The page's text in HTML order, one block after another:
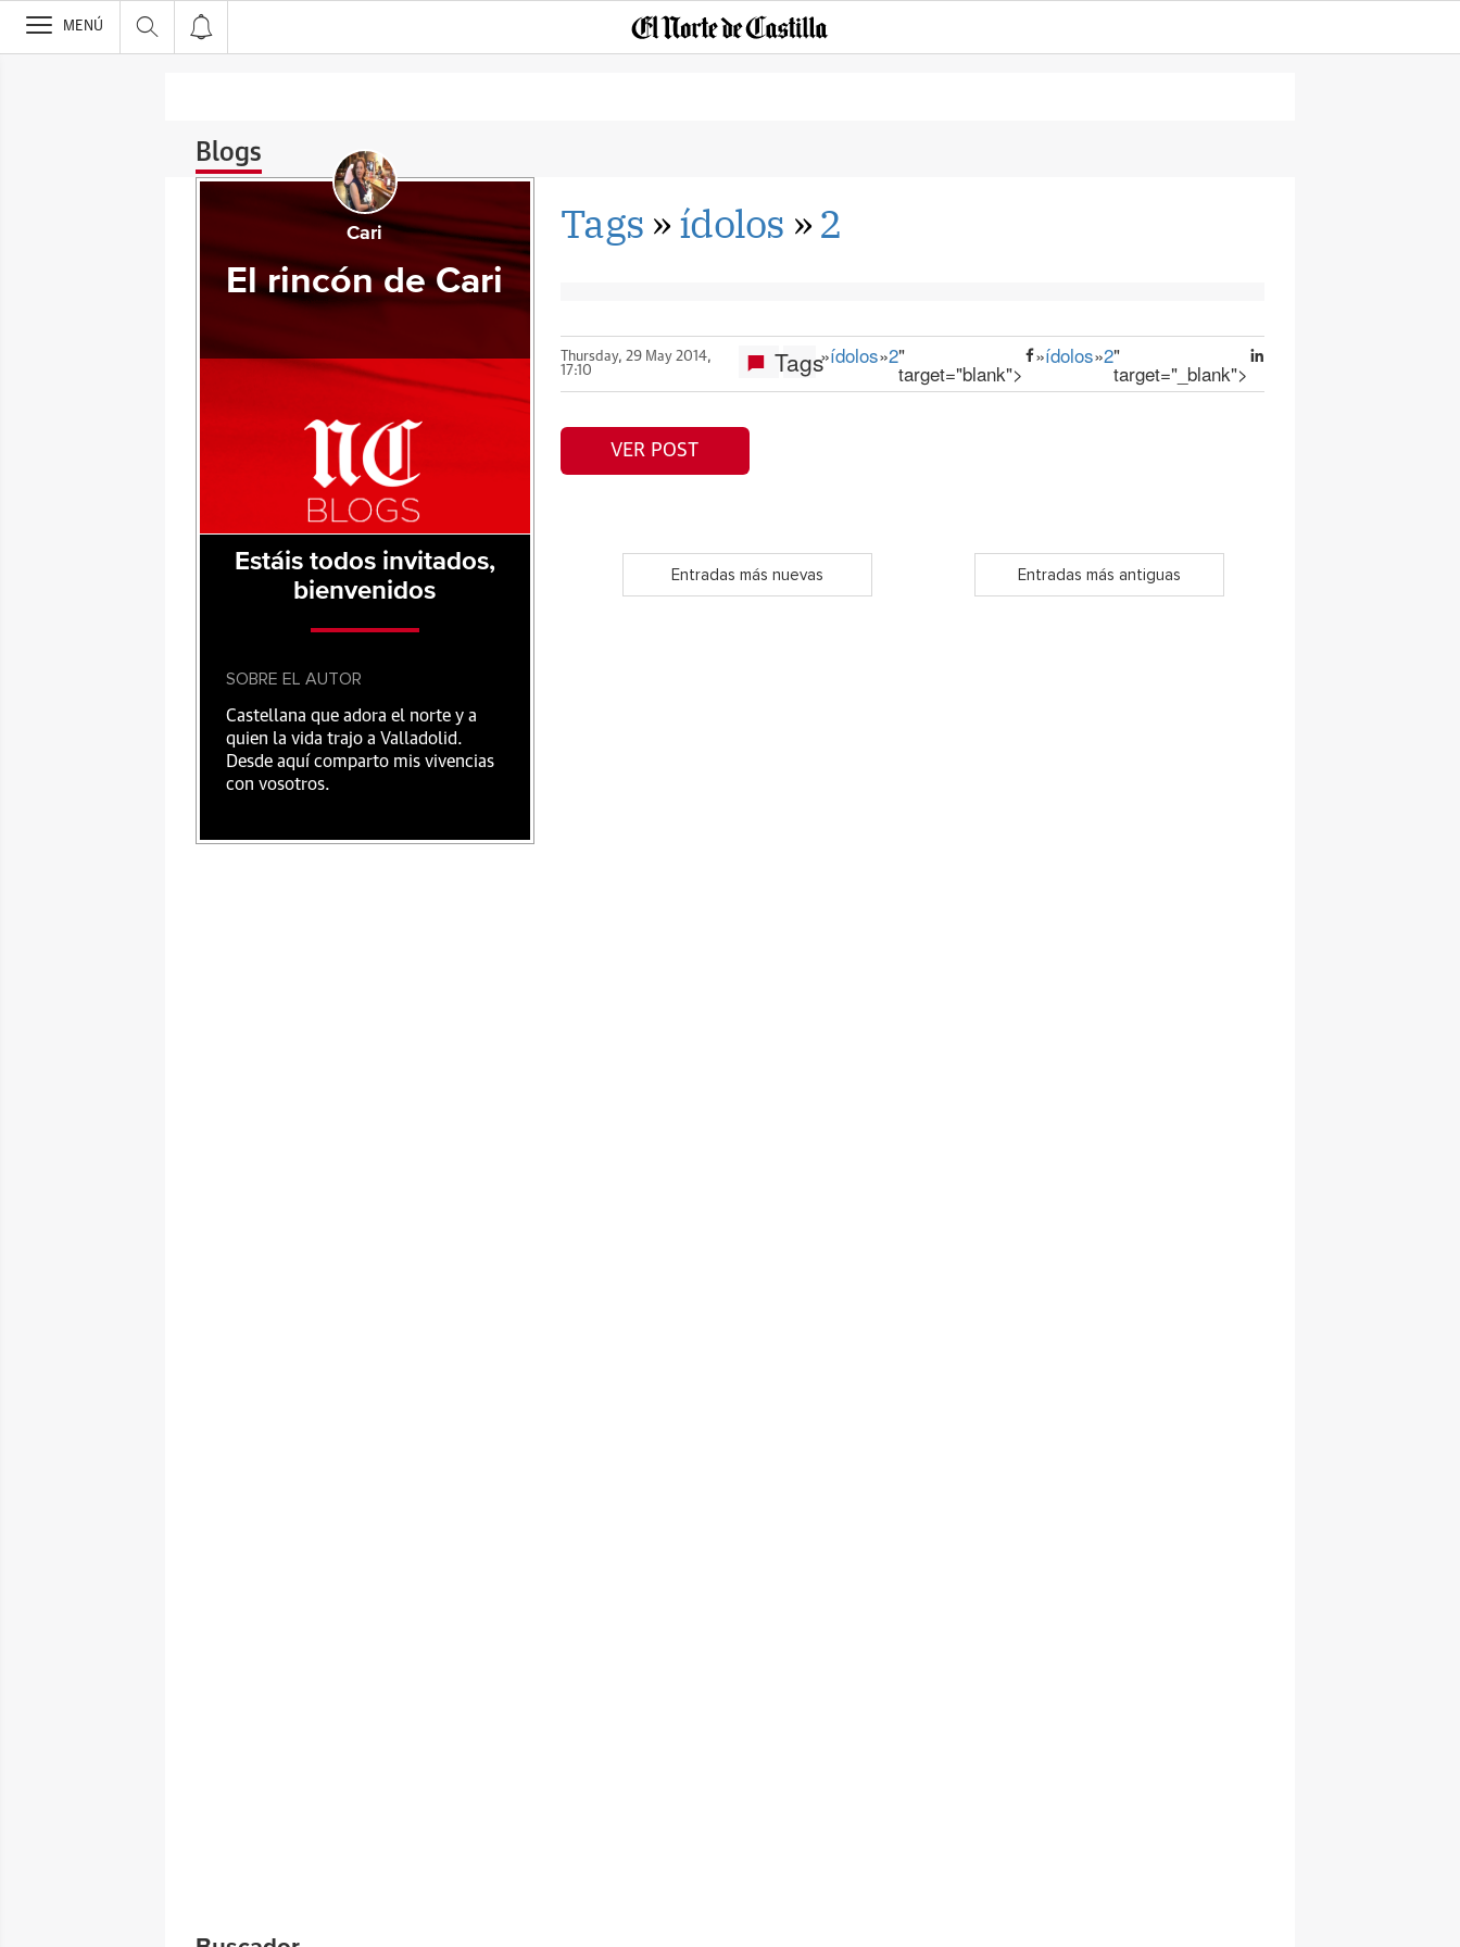
>
MENÚ
Blogs
Tags »ídolos »2
Thursday, 29 May 2014,
17:10
Tags»ídolos»2"
target="blank">
»ídolos»2"
target="_blank">
VER POST
Entradas más nuevas Entradas más antiguas
Cari
El rincón de Cari
Estáis todos invitados,
bienvenidos
SOBRE EL AUTOR
Castellana que adora el norte y a
quien la vida trajo a Valladolid.
Desde aquí comparto mis vivencias
con vosotros.